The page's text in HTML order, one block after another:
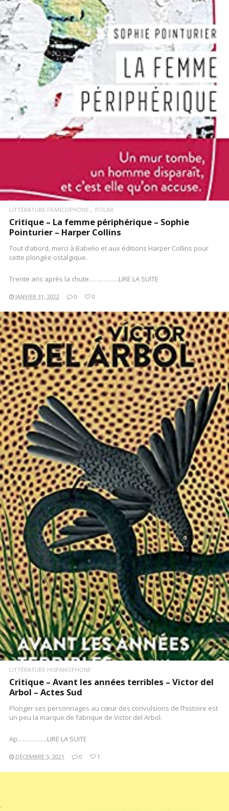
LIRE LA SUITE
LITTÉRATURE FRANCOPHONE POLAR
Critique – La femme périphérique – Sophie
Pointurier – Harper Collins
Tout d’abord, merci à Babelio et aux éditions Harper Collins pour
cette plongée ostalgique.
Trente ans après la chute…………….LIRE LA SUITE
JANVIER 31, 2022 0 0
LIRE LA SUITE
LITTÉRATURE HISPANOPHONE
Critique – Avant les années terribles – Victor del
Arbol – Actes Sud
Plonger ses personnages au cœur des convulsions de l’histoire est
un peu la marque de fabrique de Victor del Arbol.
Ap…………….LIRE LA SUITE
DÉCEMBRE 5, 2021 0 1